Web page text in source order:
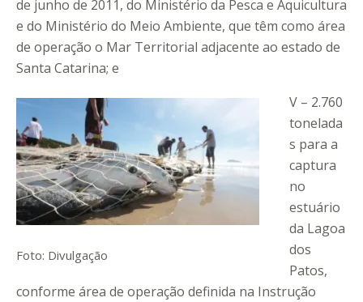
de junho de 2011, do Ministério da Pesca e Aquicultura
e do Ministério do Meio Ambiente, que têm como área
de operação o Mar Territorial adjacente ao estado de
Santa Catarina; e
Foto: Divulgação
V – 2.760
tonelada
s para a
captura
no
estuário
da Lagoa
dos
Patos,
conforme área de operação definida na Instrução